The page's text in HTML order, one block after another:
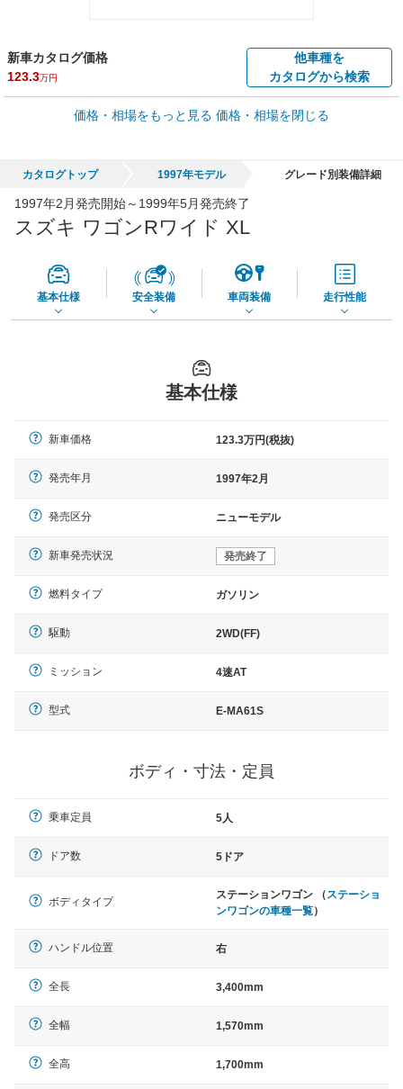
新車カタログ価格
123.3万円
他車種を
カタログから検索
車買取価格 *
車買取相場
56,270円
価格・相場をもっと見る 価格・相場を閉じる
カタログトップ 1997年モデル グレード別装備詳細
1997年2月発売開始～1999年5月発売終了
スズキ ワゴンRワイド XL
基本仕様 安全装備 車両装備 走行性能
基本仕様
新車価格 123.3万円(税抜)
発売年月 1997年2月
発売区分 ニューモデル
新車発売状況 発売終了
燃料タイプ ガソリン
駆動 2WD(FF)
ミッション 4速AT
型式 E-MA61S
ボディ・寸法・定員
乗車定員 5人
ドア数 5ドア
ボディタイプ
ステーションワゴン （ ステーショ
ンワゴンの車種一覧）
ハンドル位置 右
全長 3,400mm
全幅 1,570mm
全高 1,700mm